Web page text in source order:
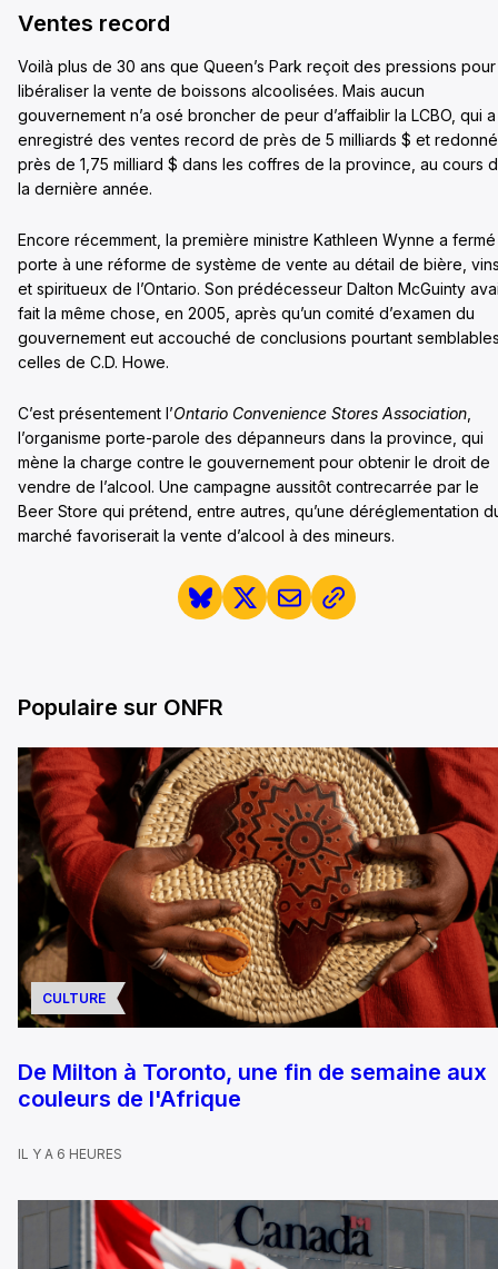
Ventes record
Voilà plus de 30 ans que Queen’s Park reçoit des pressions pour
libéraliser la vente de boissons alcoolisées. Mais aucun
gouvernement n’a osé broncher de peur d’affaiblir la LCBO, qui a
enregistré des ventes record de près de 5 milliards $ et redonné
près de 1,75 milliard $ dans les coffres de la province, au cours
la dernière année.
Encore récemment, la première ministre Kathleen Wynne a
porte à une réforme de système de vente au détail de bière,
et spiritueux de l’Ontario. Son prédécesseur Dalton McGuinty
fait la même chose, en 2005, après qu’un comité d’examen du
gouvernement eut accouché de conclusions pourtant
celles de C.D. Howe.
C’est présentement l’Ontario Convenience Stores Association
l’organisme porte-parole des dépanneurs dans la province, qui
mène la charge contre le gouvernement pour obtenir le droit de
vendre de l’alcool. Une campagne aussitôt contrecarrée par le
Beer Store qui prétend, entre autres, qu’une déréglementation
marché favoriserait la vente d’alcool à des mineurs.
Populaire sur ONFR
CULTURE
De Milton à Toronto, une fin de semaine aux
couleurs de l'Afrique
IL Y A 6 HEURES